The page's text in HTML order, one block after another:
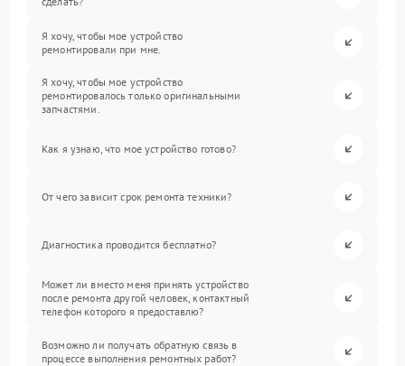
Я хочу, чтобы мое устройство
ремонтировали при мне.
Я хочу, чтобы мое устройство
ремонтировалось только оригинальными
запчастями.
Как я узнаю, что мое устройство готово?
От чего зависит срок ремонта техники?
Диагностика проводится бесплатно?
Может ли вместо меня принять устройство
после ремонта другой человек, контактный
телефон которого я предоставлю?
Возможно ли получать обратную связь в
процессе выполнения ремонтных работ?